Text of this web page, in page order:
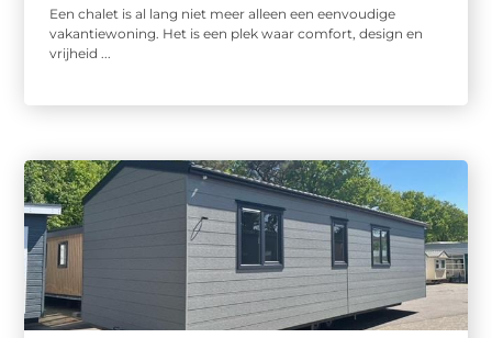
Een chalet is al lang niet meer alleen een eenvoudige
vakantiewoning. Het is een plek waar comfort, design en
vrijheid ...